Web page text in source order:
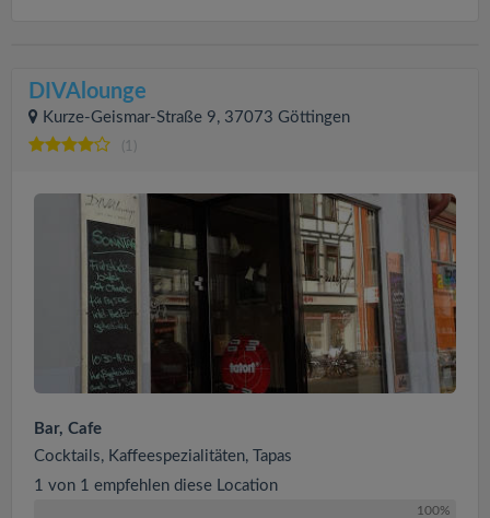
DIVAlounge
Kurze-Geismar-Straße 9, 37073 Göttingen
(1)
Bar, Cafe
Cocktails, Kaffeespezialitäten, Tapas
1 von 1 empfehlen diese Location
100%